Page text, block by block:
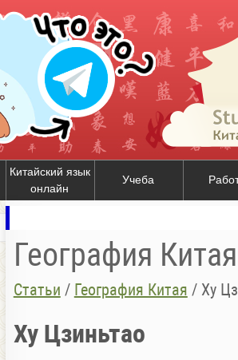
Китайский язык
онлайн
Учеба
География Китая
Статьи / География Китая / Ху
Ху Цзиньтао